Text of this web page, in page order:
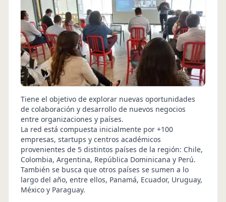
Tiene el objetivo de explorar nuevas oportunidades
de colaboración y desarrollo de nuevos negocios
entre organizaciones y países.
La red está compuesta inicialmente por +100
empresas, startups y centros académicos
provenientes de 5 distintos países de la región: Chile,
Colombia, Argentina, República Dominicana y Perú.
También se busca que otros países se sumen a lo
largo del año, entre ellos, Panamá, Ecuador, Uruguay,
México y Paraguay.